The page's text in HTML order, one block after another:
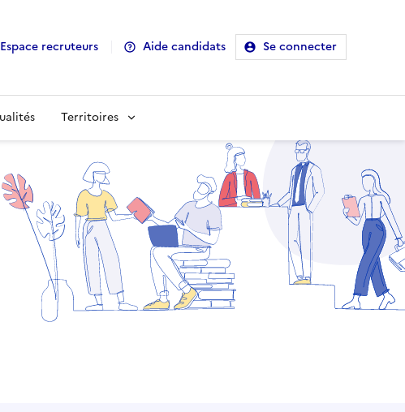
Espace recruteurs Aide candidats Se connecter
Territoires